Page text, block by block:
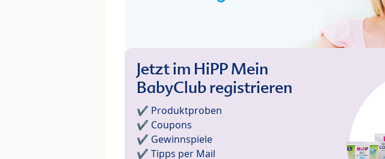
Jetzt im HiPP Mein
BabyClub registrieren
✔️ Produktproben
✔️ Coupons
✔️ Gewinnspiele
✔️ Tipps per Mail